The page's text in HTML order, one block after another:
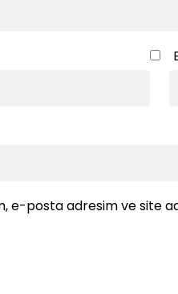
e-posta adresim ve site